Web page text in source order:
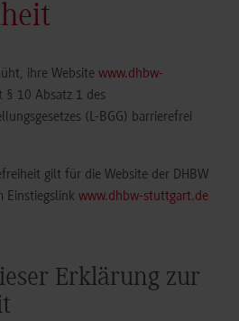
ihre Website www.dhbw-
§ 10 Absatz 1 des
(L-BGG) barrierefrei
gilt für die Website der DHBW
Einstiegslink www.dhbw-stuttgart.de
Erklärung zur